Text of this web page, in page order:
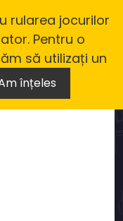
rularea jocurilor
Pentru o
să utilizați un
înțeles